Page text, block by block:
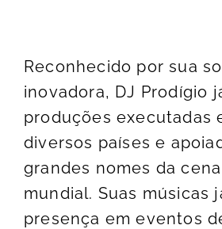
Reconhecido por sua
inovadora, DJ Prodígio
produções executadas
diversos países e
grandes nomes da
mundial. Suas músicas
presença em eventos